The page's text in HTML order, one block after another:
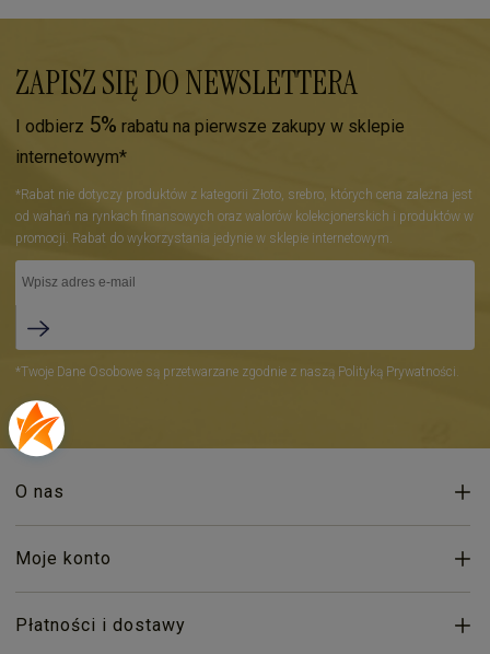
ZAPISZ SIĘ DO NEWSLETTERA
I odbierz 5% rabatu na pierwsze zakupy w sklepie
internetowym*
*Rabat nie dotyczy produktów z kategorii Złoto, srebro, których cena zależna jest
od wahań na rynkach finansowych oraz walorów kolekcjonerskich i produktów w
promocji. Rabat do wykorzystania jedynie w sklepie internetowym.
*Twoje Dane Osobowe są przetwarzane zgodnie z naszą Polityką Prywatności.
O nas
Moje konto
Płatności i dostawy